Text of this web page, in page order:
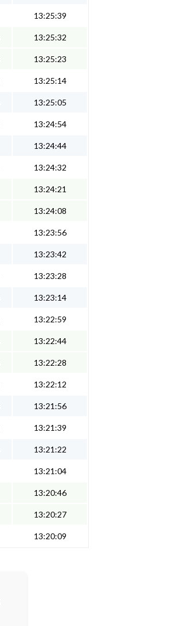
13:25:39
13:25:32
13:25:23
13:25:14
13:25:05
13:24:54
13:24:44
13:24:32
13:24:21
13:24:08
13:23:56
13:23:42
13:23:28
13:23:14
13:22:59
13:22:44
13:22:28
13:22:12
13:21:56
13:21:39
13:21:22
13:21:04
13:20:46
13:20:27
13:20:09